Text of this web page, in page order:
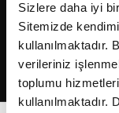
Sizlere daha iyi
Sitemizde
kullanılmaktadır.
verileriniz
toplumu
kullanılmaktadır.
2026Fikriyat.